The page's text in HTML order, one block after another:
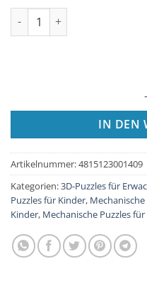
Feuerwehrauto 3D
IN DEN
Artikelnummer:4815123001409
Kategorien:3D-Puzzles für
Puzzles für Kinder, Mechanische
Kinder, Mechanische Puzzles